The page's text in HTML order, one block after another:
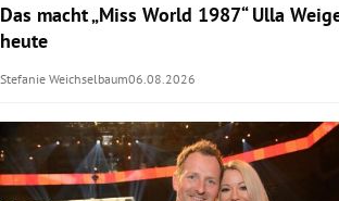
Das macht „Miss World 1987“ Ulla
heute
Stefanie Weichselbaum06.08.2026